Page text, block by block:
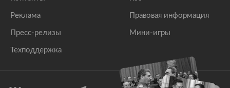
Реклама
Пресс-релизы
Техподдержка
Правовая информация
Мини-игры